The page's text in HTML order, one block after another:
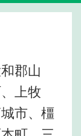
郡山
上牧
市、橿